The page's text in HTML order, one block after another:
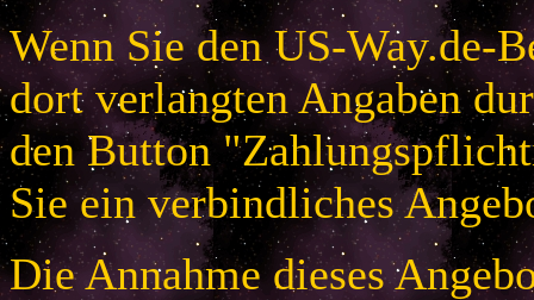
Wenn Sie den US-Way.de-
dort verlangten Angaben
den Button
Sie ein verbindliches
Die Annahme dieses